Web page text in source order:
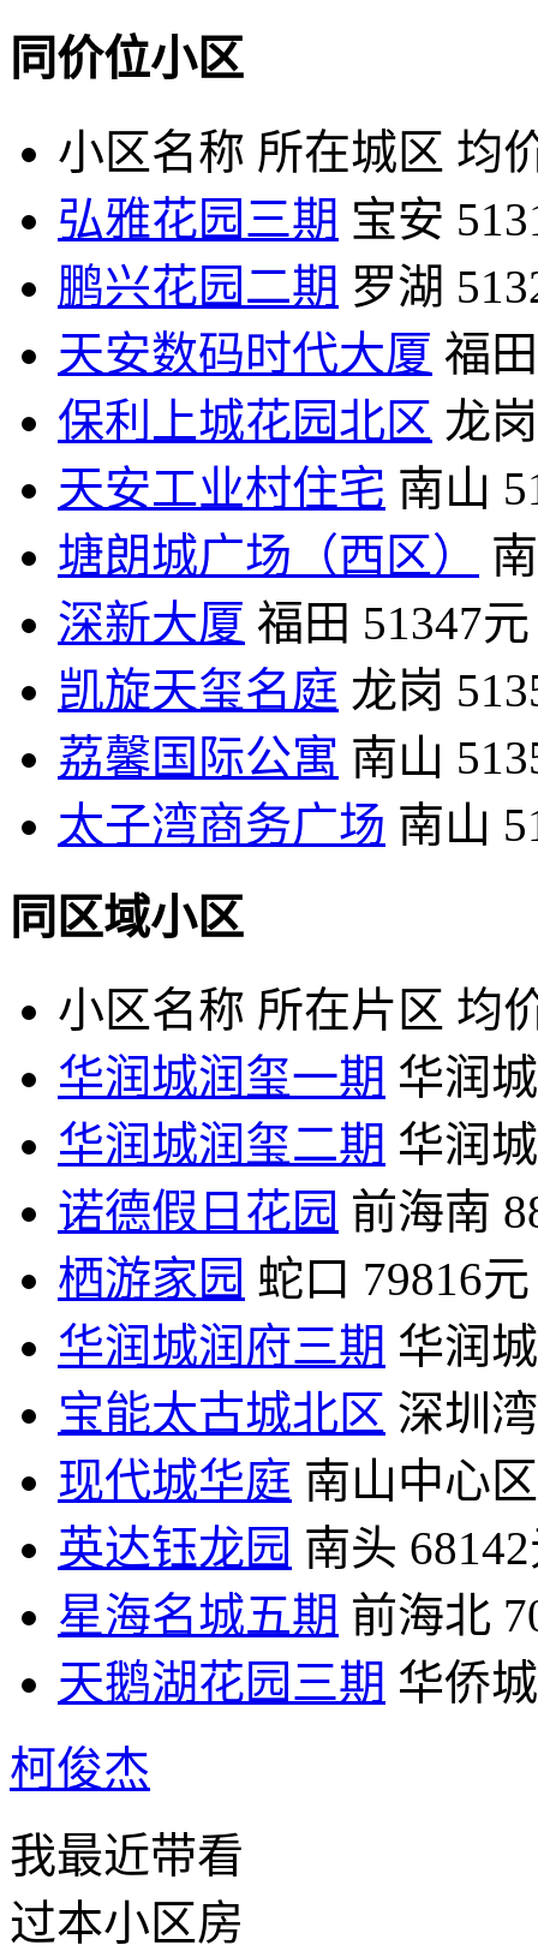
同价位小区
小区名称 所在城区 均
弘雅花园三期 宝安
鹏兴花园二期 罗湖
天安数码时代大厦 福田
保利上城花园北区 龙岗
天安工业村住宅 南山
塘朗城广场（西区）
深新大厦 福田 51347元
凯旋天玺名庭 龙岗
荔馨国际公寓 南山
太子湾商务广场 南山
同区域小区
小区名称 所在片区 均
华润城润玺一期 华润城
华润城润玺二期 华润城
诺德假日花园 前海南
栖游家园 蛇口 79816元
华润城润府三期 华润城
宝能太古城北区 深圳湾
现代城华庭 南山中心区
英达钰龙园 南头
星海名城五期 前海北
天鹅湖花园三期 华侨城
柯俊杰
我最近带看
过本小区房